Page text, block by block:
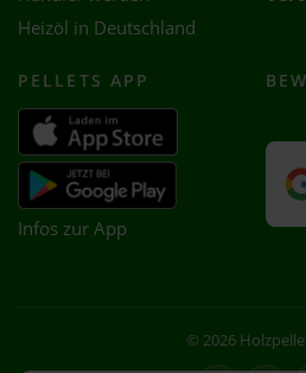
Heizöl in Deutschland
PELLETS APP
Infos zur App
© 2026